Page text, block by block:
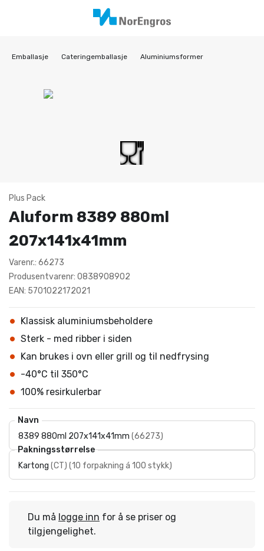
Emballasje Cateringemballasje Aluminiumsformer
Plus Pack
Aluform 8389 880ml
207x141x41mm
Varenr.: 66273
Produsentvarenr: 0838908902
EAN: 5701022172021
Klassisk aluminiumsbeholdere
Sterk - med ribber i siden
Kan brukes i ovn eller grill og til nedfrysing
-40°C til 350°C
100% resirkulerbar
Navn
8389 880ml 207x141x41mm (66273)
Pakningsstørrelse
Kartong (CT) (10 forpakning á 100 stykk)
Du må logge inn for å se priser og
tilgjengelighet.